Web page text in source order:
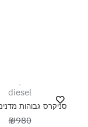
diesel
סניקרס גבוהות
₪980